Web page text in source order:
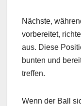
Nächste,
vorbereitet,
aus. Diese
bunten und
treffen.
Wenn der Ball